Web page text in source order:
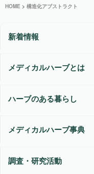
HOME > 構造化アブストラクト
新着情報
メディカルハーブとは
ハーブのある暮らし
メディカルハーブ事典
調査・研究活動